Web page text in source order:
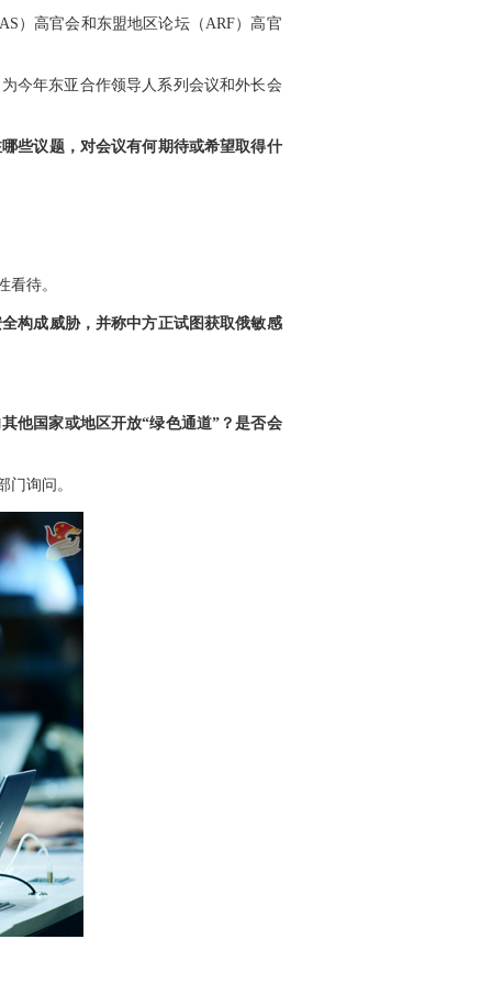
）高官会和东盟地区论坛（ARF）高官
今年东亚合作领导人系列会议和外长会
些议题，对会议有何期待或希望取得什
待。
构成威胁，并称中方正试图获取俄敏感
他国家或地区开放“绿色通道”？是否会
询问。